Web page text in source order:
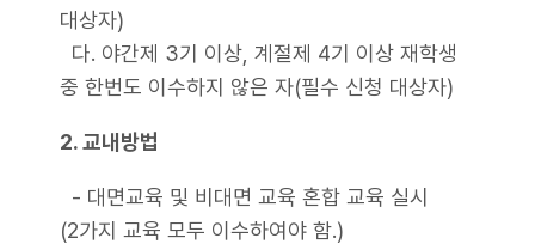
대상자)
다. 야간제 3기 이상, 계절제 4기 이상 재학생
중 한번도 이수하지 않은 자(필수 신청 대상자)
2. 교내방법
- 대면교육 및 비대면 교육 혼합 교육 실시
(2가지 교육 모두 이수하여야 함.)